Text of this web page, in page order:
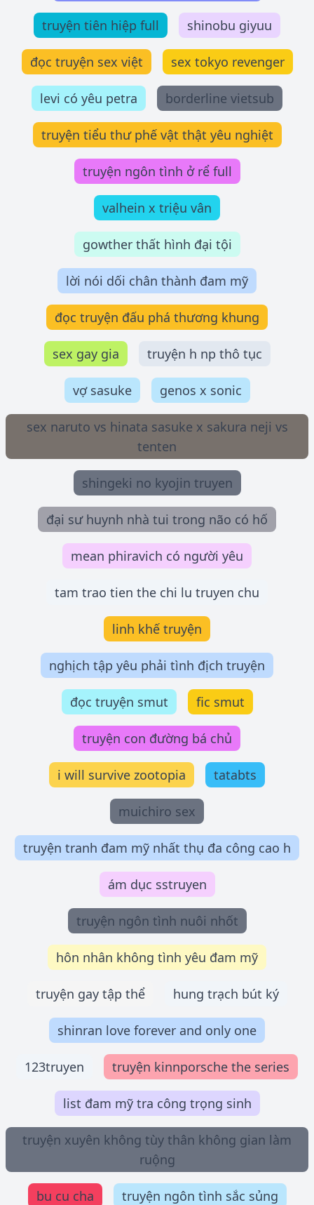
truyện tiên hiệp full shinobu giyuu
đọc truyện sex việt sex tokyo revenger
levi có yêu petra borderline vietsub
truyện tiểu thư phế vật thật yêu nghiệt
truyện ngôn tình ở rể full
valhein x triệu vân
gowther thất hình đại tội
lời nói dối chân thành đam mỹ
đọc truyện đấu phá thương khung
sex gay gia truyện h np thô tục
vợ sasuke genos x sonic
sex naruto vs hinata sasuke x sakura neji vs
tenten
shingeki no kyojin truyen
đại sư huynh nhà tui trong não có hố
mean phiravich có người yêu
tam trao tien the chi lu truyen chu
linh khế truyện
nghịch tập yêu phải tình địch truyện
đọc truyện smut fic smut
truyện con đường bá chủ
i will survive zootopia tatabts
muichiro sex
truyện tranh đam mỹ nhất thụ đa công cao h
ám dục sstruyen
truyện ngôn tình nuôi nhốt
hôn nhân không tình yêu đam mỹ
truyện gay tập thể hung trạch bút ký
shinran love forever and only one
123truyen truyện kinnporsche the series
list đam mỹ tra công trọng sinh
truyện xuyên không tùy thân không gian làm
ruộng
bu cu cha truyện ngôn tình sắc sủng